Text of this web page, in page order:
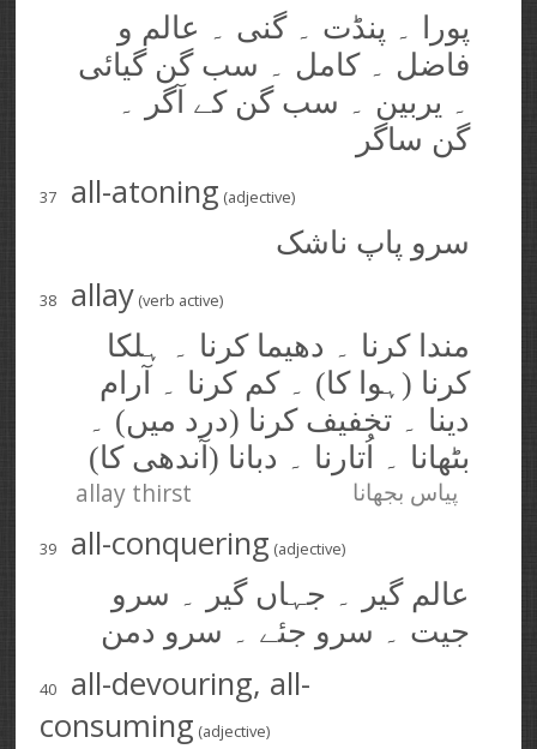
پورا ۔ پنڈت ۔ گنی ۔ عالم و
فاضل ۔ کامل ۔ سب گن گیائی
۔ یربین ۔ سب گن کے آگر ۔
گن ساگر
37 all-atoning (adjective)
سرو پاپ ناشک
38 allay (verb active)
مندا کرنا ۔ دھیما کرنا ۔ ہلکا
کرنا (ہوا کا) ۔ کم کرنا ۔ آرام
دینا ۔ تخفیف کرنا (درد میں) ۔
بٹھانا ۔ اُتارنا ۔ دبانا (آندھی کا)
allay thirst پیاس بجھانا
39 all-conquering (adjective)
عالم گیر ۔ جہاں گیر ۔ سرو
جیت ۔ سرو جئے ۔ سرو دمن
40 all-devouring, all-
consuming (adjective)